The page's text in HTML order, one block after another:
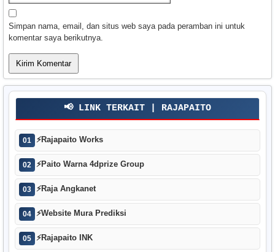
Simpan nama, email, dan situs web saya pada peramban ini untuk
komentar saya berikutnya.
📢 LINK TERKAIT | RAJAPAITO
01 ⚡Rajapaito Works
02 ⚡Paito Warna 4dprize Group
03 ⚡Raja Angkanet
04 ⚡Website Mura Prediksi
05 ⚡Rajapaito INK